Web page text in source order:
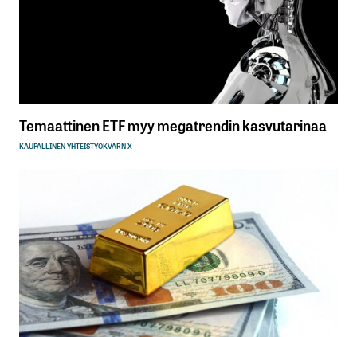
Temaattinen ETF myy megatrendin kasvutarinaa
KAUPALLINEN YHTEISTYÖKVARN X